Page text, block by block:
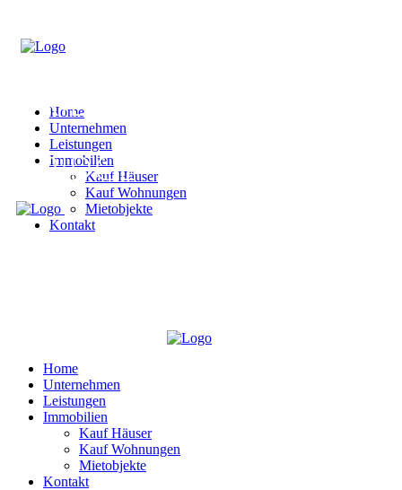
Home
Unternehmen
Leistungen
Immobilien
Kauf Häuser
Kauf Wohnungen
Mietobjekte
Kontakt
Home
Unternehmen
Leistungen
Immobilien
Kauf Häuser
Kauf Wohnungen
Mietobjekte
Kontakt